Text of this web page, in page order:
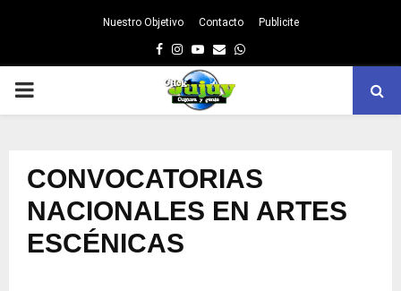
Nuestro Objetivo Contacto Publicite
Facebook
Instagram
Youtube
EmailWhatsapp
PRIMARY
CONVOCATORIAS
NACIONALES EN ARTES
ESCÉNICAS